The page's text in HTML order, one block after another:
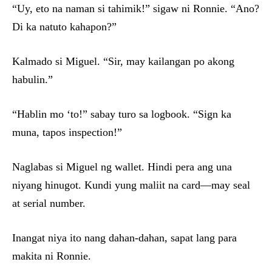
“Uy, eto na naman si tahimik!” sigaw ni Ronnie. “Ano?
Di ka natuto kahapon?”
Kalmado si Miguel. “Sir, may kailangan po akong
habulin.”
“Hablin mo ‘to!” sabay turo sa logbook. “Sign ka
muna, tapos inspection!”
Naglabas si Miguel ng wallet. Hindi pera ang una
niyang hinugot. Kundi yung maliit na card—may seal
at serial number.
Inangat niya ito nang dahan-dahan, sapat lang para
makita ni Ronnie.